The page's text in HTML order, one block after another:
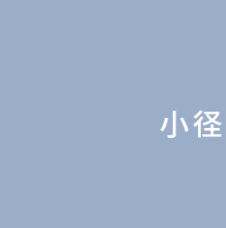
小